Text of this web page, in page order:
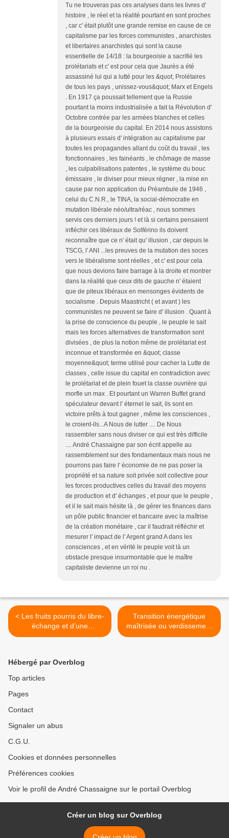
Tu ne trouveras pas ces analyses dans les livres d'
histoire , le réel et la réalité pourtant en sont proches
, car c' était plutôt une grande remise en cause de ce
capitalisme par les forces communistes , anarchistes
et libertaires anarchistes qui sont la cause
essentielle de 14/18 : la bourgeoisie a sacrifié les
prolétariats et c' est pour cela que Jaurès a été
assassiné lui qui a lutté pour les &quot; Prolétaires
de tous les pays , unissez-vous&quot; Marx et Engels
. En 1917 ça poussait tellement que la Russie
pourtant la moins industrialisée a fait la Révolution d'
Octobre contrée par les armées blanches et celles
de la bourgeoisie du capital. En 2014 nous assistons
à plusieurs essais d' intégration au capitalisme par
toutes les propagandes allant du coût du travail , les
fonctionnaires , les fainéants , le chômage de masse
, les culpabilisations patentes , le système du bouc
émissaire , le diviser pour mieux régner , la mise en
cause par non application du Préambule de 1946 ,
celui du C.N.R., le TINA, la social-démocratie en
mutation libérale néo/ultra/réac , nous sommes
servis ces derniers jours ! et là si certains pensaient
infléchir ces libéraux de Solférino ils doivent
reconnaître que ce n' était qu' illusion , car depuis le
TSCG, l' ANI ...les preuves de la mutation des soces
vers le libéralisme sont réelles , et c' est pour cela
que nous devions faire barrage à la droite et montrer
dans la réalité que ceux dits de gauche n' étaient
que de piteux libéraux en mensonges évidents de
socialisme . Depuis Maastricht ( et avant ) les
communistes ne peuvent se faire d' illusion . Quant à
la prise de conscience du peuple , le peuple le sait
mais les forces alternatives de transformation sont
divisées , de plus la notion même de prolétariat est
inconnue et transformée en &quot; classe
moyenne&quot; terme utilisé pour cacher la Lutte de
classes , celle issue du capital en contradiction avec
le prolétariat et de plein fouet la classe ouvrière qui
morfle un max . Et pourtant un Warren Buffet grand
spéculateur devant l' éternel le sait, ils sont en
victoire prêts à tout gagner , même les consciences ,
le croient-ils...A Nous de lutter .... De Nous
rassembler sans nous diviser ce qui est très difficile
.... André Chassaigne par son écrit appelle au
rassemblement sur des fondamentaux mais nous ne
pourrons pas faire l' économie de ne pas poser la
propriété et sa nature soit privée soit collective pour
les forces productives celles du travail des moyens
de production et d' échanges , et pour que le peuple ,
et il le sait mais hésite là , de gérer les finances dans
un pôle public financier et bancaire avec la maîtrise
de la création monétaire , car il faudrait réfléchir et
mesurer l' impact de l' Argent grand A dans les
consciences , et en vérité le peuple voit là un
obstacle presque insurmontable que le maître
capitaliste devienne un roi nu .
< Les fruits pourris du libre-
échange et d’une
diplomatie atlantiste
Transition énergétique
maîtrisée ou verdissement
libéral ? >
Hébergé par Overblog
Top articles
Pages
Contact
Signaler un abus
C.G.U.
Cookies et données personnelles
Préférences cookies
Voir le profil de André Chassaigne sur le portail Overblog
Créer un blog sur Overblog